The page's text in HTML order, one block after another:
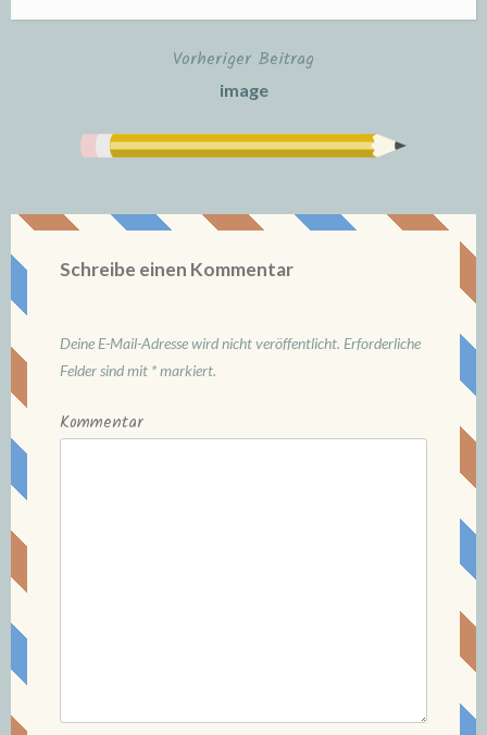
Vorheriger Beitrag
image
Schreibe einen Kommentar
Deine E-Mail-Adresse wird nicht veröffentlicht. Erforderliche
Felder sind mit *markiert.
Kommentar